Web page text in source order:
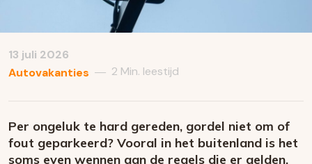
13 juli 2026
Autovakanties — 2 Min. leestijd
Per ongeluk te hard gereden, gordel niet om of
fout geparkeerd? Vooral in het buitenland is het
soms even wennen aan de regels die er gelden.